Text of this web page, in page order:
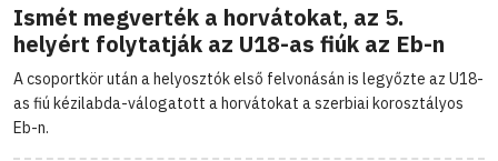
Ismét megverték a horvátokat, az 5.
helyért folytatják az U18-as fiúk az Eb-n
A csoportkör után a helyosztók első felvonásán is legyőzte az U18-
as fiú kézilabda-válogatott a horvátokat a szerbiai korosztályos
Eb-n.